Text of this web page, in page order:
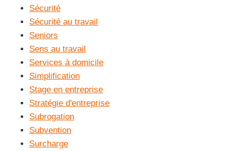
Sécurité
Sécurité au travail
Seniors
Sens au travail
Services à domicile
Simplification
Stage en entreprise
Stratégie d'entreprise
Subrogation
Subvention
Surcharge